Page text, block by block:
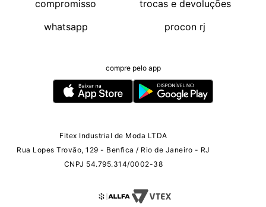
compromisso
whatsapp
trocas e devoluções
procon rj
compre pelo app
Fitex Industrial de Moda LTDA
Rua Lopes Trovão, 129 - Benfica / Rio de Janeiro - RJ
CNPJ 54.795.314/0002-38